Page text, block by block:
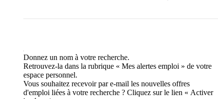
Donnez un nom à votre recherche.
Retrouvez-la dans la rubrique « Mes alertes emploi » de votre
espace personnel.
Vous souhaitez recevoir par e-mail les nouvelles offres
d'emploi liées à votre recherche ? Cliquez sur le lien « Activer